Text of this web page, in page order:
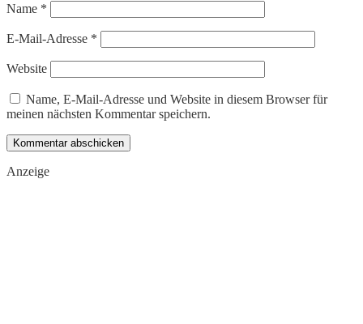
Name *
E-Mail-Adresse *
Website
Name, E-Mail-Adresse und Website in diesem Browser für
meinen nächsten Kommentar speichern.
Anzeige